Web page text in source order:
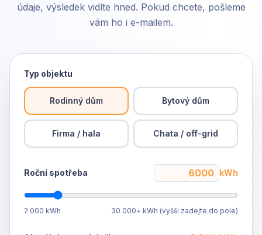
údaje, výsledek vidíte hned. Pokud chcete, pošleme
vám ho i e-mailem.
Typ objektu
Rodinný dům Bytový dům
Firma / hala Chata / off-grid
Roční spotřeba kWh
2 000 kWh 30 000+ kWh (vyšší zadejte do pole)